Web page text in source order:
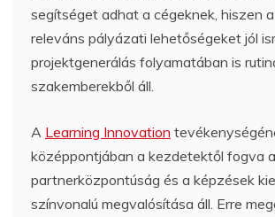
segítséget adhat a cégeknek, hiszen
releváns pályázati lehetőségeket jól
projektgenerálás folyamatában is
szakemberekből áll.
A Learning Innovation
középpontjában a kezdetektől fogva a
partnerközpontúság és a képzések
színvonalú megvalósítása áll. Erre